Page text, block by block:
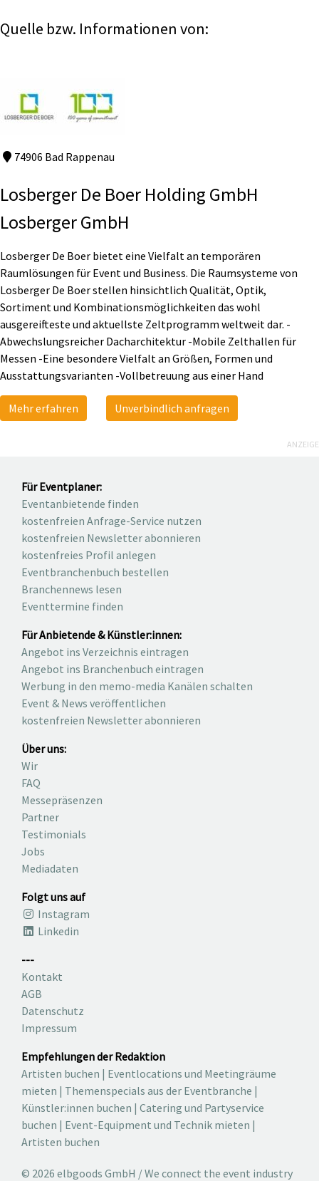
Quelle bzw. Informationen von:
74906 Bad Rappenau
Losberger De Boer Holding GmbH
Losberger GmbH
Losberger De Boer bietet eine Vielfalt an temporären
Raumlösungen für Event und Business. Die Raumsysteme von
Losberger De Boer stellen hinsichtlich Qualität, Optik,
Sortiment und Kombinationsmöglichkeiten das wohl
ausgereifteste und aktuellste Zeltprogramm weltweit dar. -
Abwechslungsreicher Dacharchitektur -Mobile Zelthallen für
Messen -Eine besondere Vielfalt an Größen, Formen und
Ausstattungsvarianten -Vollbetreuung aus einer Hand
Mehr erfahren Unverbindlich anfragen
ANZEIGE
Für Eventplaner:
Eventanbietende finden
kostenfreien Anfrage-Service nutzen
kostenfreien Newsletter abonnieren
kostenfreies Profil anlegen
Eventbranchenbuch bestellen
Branchennews lesen
Eventtermine finden
Für Anbietende & Künstler:innen:
Angebot ins Verzeichnis eintragen
Angebot ins Branchenbuch eintragen
Werbung in den memo-media Kanälen schalten
Event & News veröffentlichen
kostenfreien Newsletter abonnieren
Über uns:
Wir
FAQ
Messepräsenzen
Partner
Testimonials
Jobs
Mediadaten
Folgt uns auf
Instagram
Linkedin
---
Kontakt
AGB
Datenschutz
Impressum
Empfehlungen der Redaktion
Artisten buchen | Eventlocations und Meetingräume
mieten | Themenspecials aus der Eventbranche |
Künstler:innen buchen | Catering und Partyservice
buchen | Event-Equipment und Technik mieten |
Artisten buchen
© 2026 elbgoods GmbH / We connect the event industry